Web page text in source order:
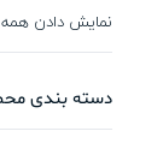
نمایش دادن همه 7 نتیجه
دسته بندی